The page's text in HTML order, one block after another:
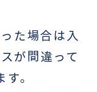
た場合は入
が間違って
。